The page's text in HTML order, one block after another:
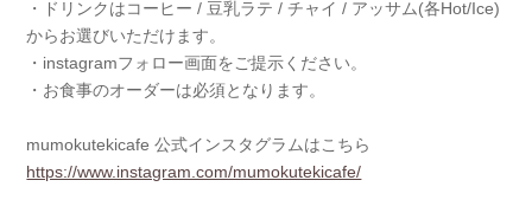
・ドリンクはコーヒー / 豆乳ラテ / チャイ / アッサム(各Hot/Ice)
からお選びいただけます。
・instagramフォロー画面をご提示ください。
・お食事のオーダーは必須となります。
mumokutekicafe 公式インスタグラムはこちら
https://www.instagram.com/mumokutekicafe/